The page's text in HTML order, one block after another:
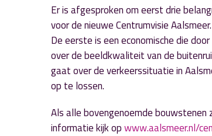
Er is afgesproken om eerst drie
voor de nieuwe Centrumvisie Aalsmeer.
De eerste is een economische die
over de beeldkwaliteit van de
gaat over de verkeerssituatie in
op te lossen.
Als alle bovengenoemde bouwstenen
informatie kijk opwww.aalsmeer.nl/